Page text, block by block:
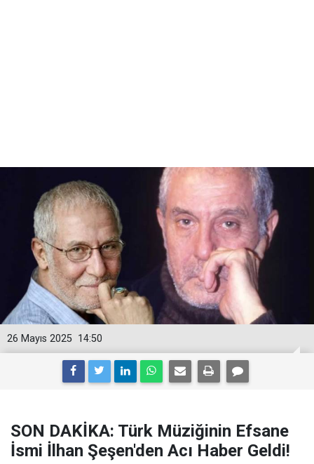
14:50
26 Mayıs 2025
SON DAKİKA: Türk Müziğinin Efsane
İsmi İlhan Şeşen'den Acı Haber Geldi!